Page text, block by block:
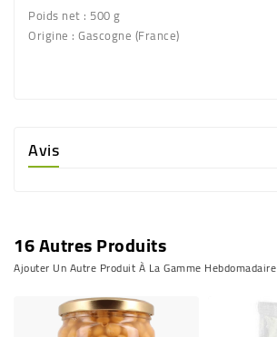
Poids net : 500 g
Origine : Gascogne (France)
Avis
16 Autres Produits
Ajouter Un Autre Produit À La Gamme Hebdomadaire